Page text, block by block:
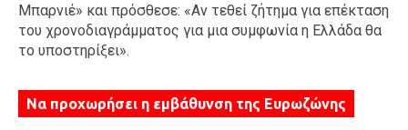
Μπαρνιέ» και πρόσθεσε: «Αν τεθεί ζήτημα για επέκταση
του χρονοδιαγράμματος για μια συμφωνία η Ελλάδα θα
το υποστηρίξει».
Να προχωρήσει η εμβάθυνση της Ευρωζώνης